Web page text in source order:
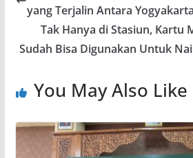
yang Terjalin Antara
Tak Hanya di Stasiun, Kartu
Sudah Bisa Digunakan Untuk
You May Also Like